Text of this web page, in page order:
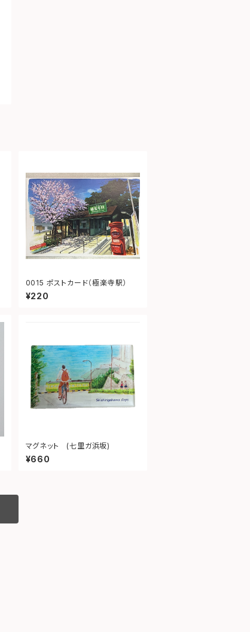
0015 ポストカード（極楽寺駅）
¥220
マグネット (七里ガ浜坂)
¥660